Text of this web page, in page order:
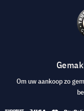
Om uw aankoop zo